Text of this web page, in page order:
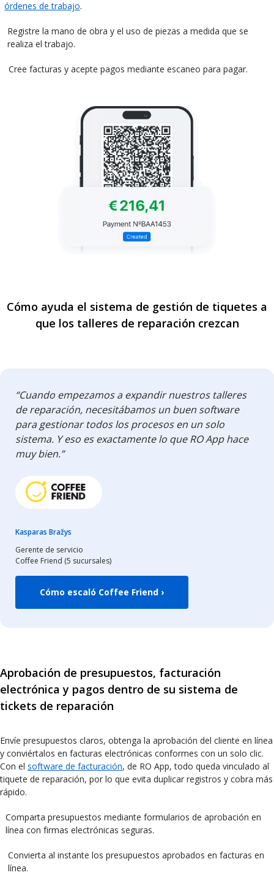
órdenes de trabajo.
Registre la mano de obra y el uso de piezas a medida que se
realiza el trabajo.
Cree facturas y acepte pagos mediante escaneo para pagar.
Cómo ayuda el sistema de gestión de tiquetes a
que los talleres de reparación crezcan
“Cuando empezamos a expandir nuestros talleres
de reparación, necesitábamos un buen software
para gestionar todos los procesos en un solo
sistema. Y eso es exactamente lo que RO App hace
muy bien.”
Kasparas Bražys
Gerente de servicio
Coffee Friend (5 sucursales)
Cómo escaló Coffee Friend ›
Aprobación de presupuestos, facturación
electrónica y pagos dentro de su sistema de
tickets de reparación
Envíe presupuestos claros, obtenga la aprobación del cliente en línea
y conviértalos en facturas electrónicas conformes con un solo clic.
Con el software de facturación, de RO App, todo queda vinculado al
tiquete de reparación, por lo que evita duplicar registros y cobra más
rápido.
Comparta presupuestos mediante formularios de aprobación en
línea con firmas electrónicas seguras.
Convierta al instante los presupuestos aprobados en facturas en
línea.